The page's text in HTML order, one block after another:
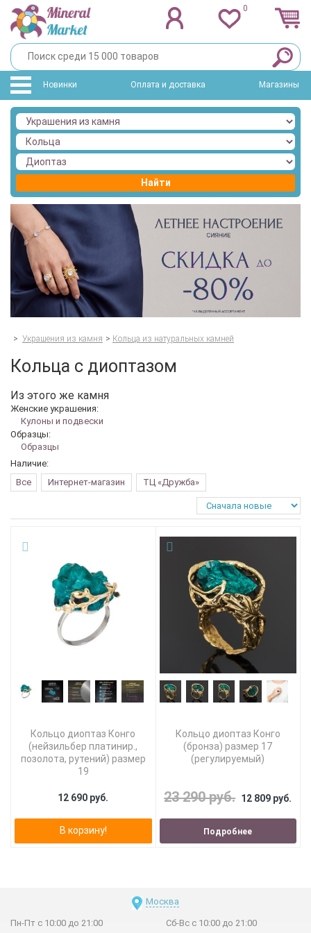
0
Новинки Оплата и доставка Магазины
Найти
> Украшения из камня > Кольца из натуральных камней
Кольца с диоптазом
Из этого же камня
Женские украшения:
Кулоны и подвески
Образцы:
Образцы
Наличие:
Все
Интернет-магазин ТЦ «Дружба»
Кольцо диоптаз Конго
(нейзильбер платинир.,
позолота, рутений) размер
19
12 690 руб.
В корзину!
Кольцо диоптаз Конго
(бронза) размер 17
(регулируемый)
23 290 руб. 12 809 руб.
Подробнее
Москва
Пн-Пт с 10:00 до 21:00 Сб-Вс с 10:00 до 21:00